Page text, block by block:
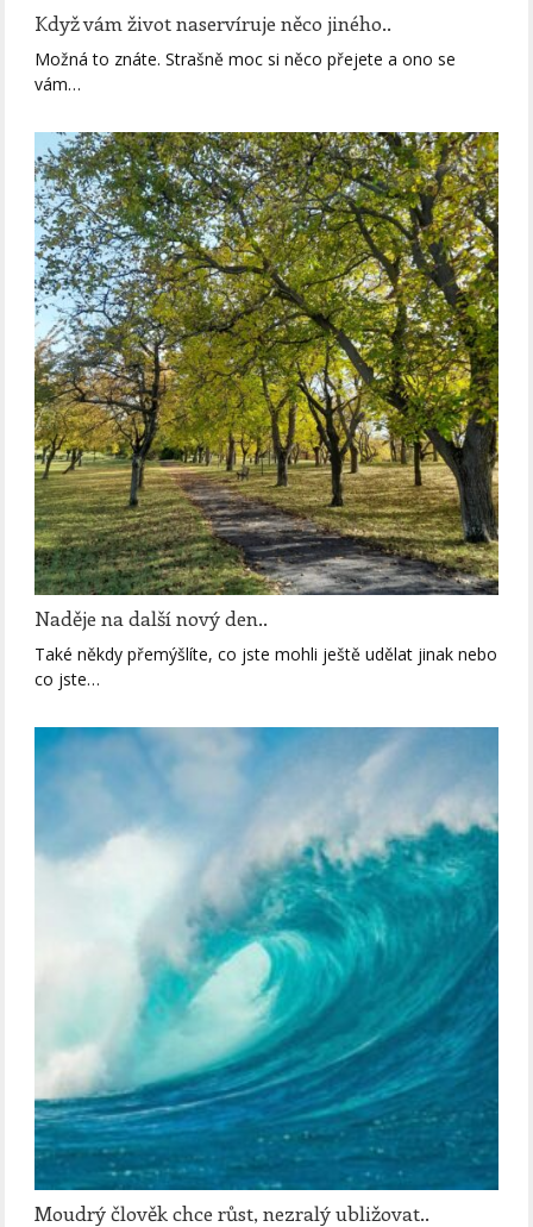
Když vám život naservíruje něco jiného..
Možná to znáte. Strašně moc si něco přejete a ono se
vám…
Naděje na další nový den..
Také někdy přemýšlíte, co jste mohli ještě udělat jinak nebo
co jste…
Moudrý člověk chce růst, nezralý ubližovat..